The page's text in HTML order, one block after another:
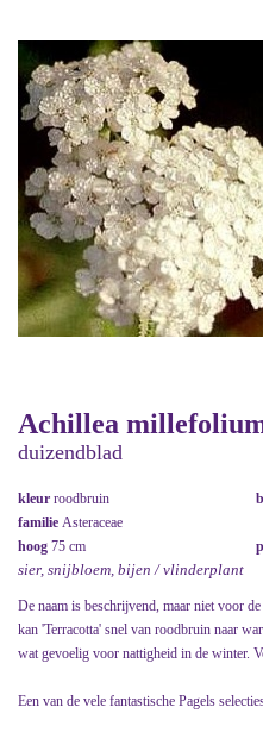
Achillea
duizendblad
kleur roodbruin
familie Asteraceae
hoog 75 cm
sier, snijbloem, bijen / vlinderplant
De naam is beschrijvend, maar niet voor
kan 'Terracotta' snel van roodbruin naar
wat gevoelig voor nattigheid in de winter.
Een van de vele fantastische Pagels